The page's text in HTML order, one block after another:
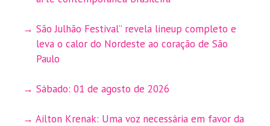
São Julhão Festival” revela lineup completo e
leva o calor do Nordeste ao coração de São
Paulo
Sábado: 01 de agosto de 2026
Ailton Krenak: Uma voz necessária em favor da